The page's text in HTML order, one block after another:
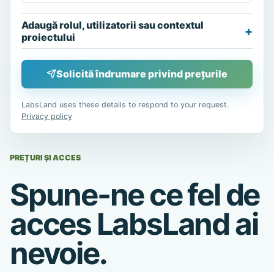
PREȚURI ȘI ACCES
Spune-ne ce fel de
acces LabsLand ai
nevoie.
Adaugă rolul, utilizatorii sau contextul
proiectului
Solicită îndrumare privind prețurile
LabsLand uses these details to respond to your request.
Privacy policy